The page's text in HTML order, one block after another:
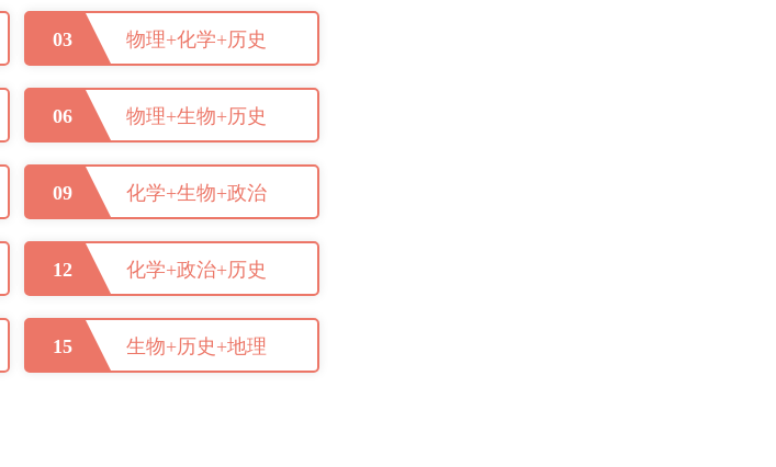
03 物理+化学+历史
06 物理+生物+历史
09 化学+生物+政治
12 化学+政治+历史
15 生物+历史+地理